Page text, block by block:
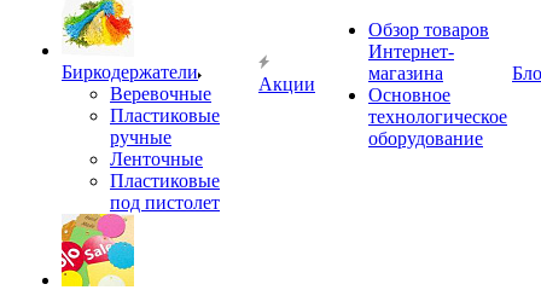
Биркодержатели
Веревочные
Пластиковые
ручные
Ленточные
Пластиковые
под пистолет
Акции
Обзор товаров
Интернет-
магазина
Основное
технологическое
оборудование